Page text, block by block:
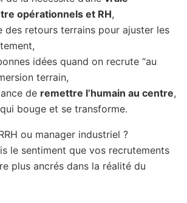
opérationnels et RH,
des retours terrains pour ajuster les
idées quand on recrute “au
terrain,
de remettre l’humain au centre,
bouge et se transforme.
ou manager industriel ?
le sentiment que vos recrutements
plus ancrés dans la réalité du